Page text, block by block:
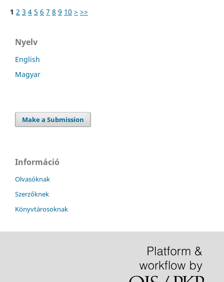
1 2 3 4 5 6 7 8 9 10 > >>
Nyelv
English
Magyar
Make a Submission
Információ
Olvasóknak
Szerzőknek
Könyvtárosoknak